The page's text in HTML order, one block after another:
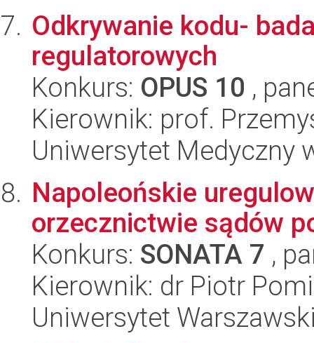
Odkrywanie kodu-
regulatorowych
Konkurs: OPUS 10 ,
Kierownik: prof.
Uniwersytet Medyczny
Napoleońskie
orzecznictwie sądów
Konkurs: SONATA 7 ,
Kierownik: dr Piotr
Uniwersytet